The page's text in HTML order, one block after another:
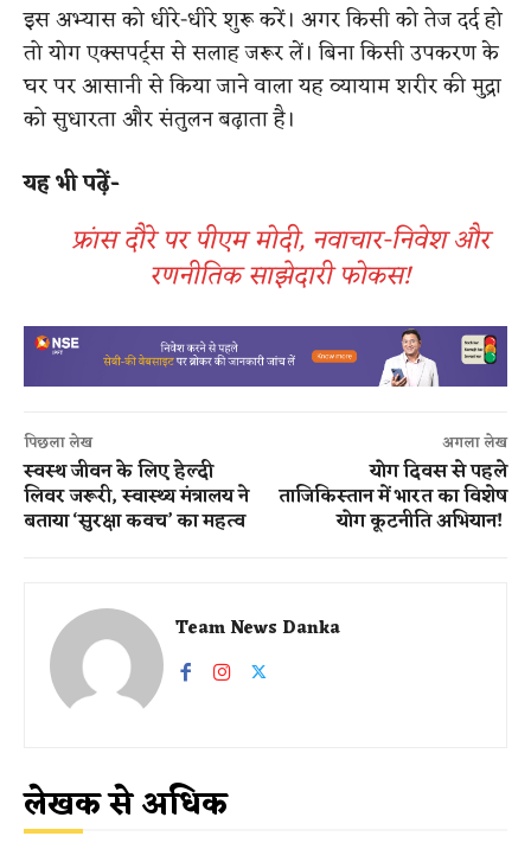
इस अभ्यास को धीरे-धीरे शुरू करें। अगर किसी को तेज दर्द हो
तो योग एक्सपर्ट्स से सलाह जरूर लें। बिना किसी उपकरण के
घर पर आसानी से किया जाने वाला यह व्यायाम शरीर की मुद्रा
को सुधारता और संतुलन बढ़ाता है।
यह भी पढ़ें-
फ्रांस दौरे पर पीएम मोदी, नवाचार-निवेश और
रणनीतिक साझेदारी फोकस!
पिछला लेख
स्वस्थ जीवन के लिए हेल्दी
लिवर जरूरी, स्वास्थ्य मंत्रालय ने
बताया ‘सुरक्षा कवच’ का महत्व
अगला लेख
योग दिवस से पहले
ताजिकिस्तान में भारत का विशेष
योग कूटनीति अभियान!
Team News Danka
लेखक से अधिक